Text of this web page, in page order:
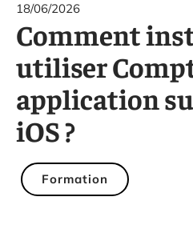
18/06/2026
Comment
utiliser
application
iOS ?
Formation